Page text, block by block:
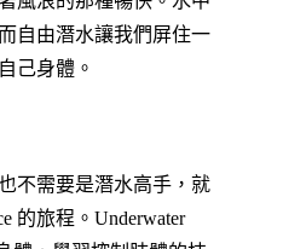
自由潛水讓我們屏住一
己身體。
不需要是潛水高手，就
的旅程。Underwater